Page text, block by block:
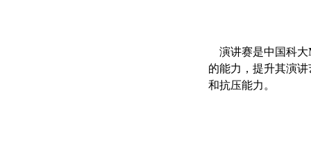
演讲赛是中国科大
的能力，提升其演
和抗压能力。